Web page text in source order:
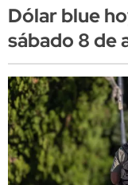
Dólar blue
sábado 8 de